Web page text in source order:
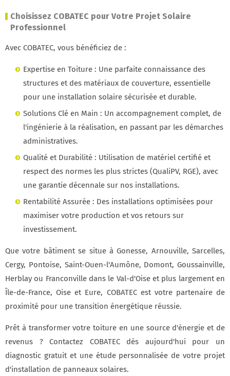
Choisissez COBATEC pour Votre Projet Solaire
Professionnel
Avec COBATEC, vous bénéficiez de :
Expertise en Toiture : Une parfaite connaissance des
structures et des matériaux de couverture, essentielle
pour une installation solaire sécurisée et durable.
Solutions Clé en Main : Un accompagnement complet, de
l'ingénierie à la réalisation, en passant par les démarches
administratives.
Qualité et Durabilité : Utilisation de matériel certifié et
respect des normes les plus strictes (QualiPV, RGE), avec
une garantie décennale sur nos installations.
Rentabilité Assurée : Des installations optimisées pour
maximiser votre production et vos retours sur
investissement.
Que votre bâtiment se situe à Gonesse, Arnouville, Sarcelles,
Cergy, Pontoise, Saint-Ouen-l'Aumône, Domont, Goussainville,
Herblay ou Franconville dans le Val-d'Oise et plus largement en
Île-de-France, Oise et Eure, COBATEC est votre partenaire de
proximité pour une transition énergétique réussie.
Prêt à transformer votre toiture en une source d'énergie et de
revenus ? Contactez COBATEC dès aujourd'hui pour un
diagnostic gratuit et une étude personnalisée de votre projet
d'installation de panneaux solaires.